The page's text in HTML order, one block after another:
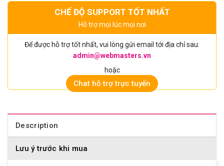
CHẾ ĐỘ SUPPORT TỐT NHẤT
Hỗ trợ mọi lúc mọi nơi
Để được hỗ trợ tốt nhất, vui lòng gửi email tới địa chỉ sau:
admin@webmasters.vn
hoặc
Chat hỗ trợ trực tuyến
Description
Lưu ý trước khi mua